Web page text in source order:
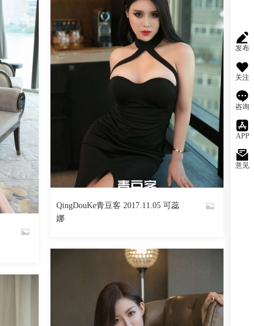
发布
关注
咨询
APP
意见
0 回复
2812 阅读 0 回复
By
QingDouKe青豆客 2017.11.05 可蕊
娜